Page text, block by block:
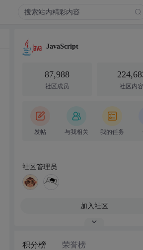
JavaScript
87,988
社区成员 社区内容
发帖 与我相关 我的任务
社区管理员
加入社区
积分榜 荣誉榜